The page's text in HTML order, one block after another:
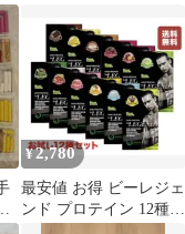
¥ 2,780
最安値 お得 ビーレジェ
ンド プロテイン 12種類